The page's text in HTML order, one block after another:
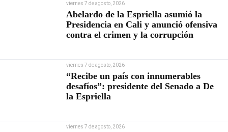
viernes 7 de agosto, 2026
Abelardo de la Espriella asumió la
Presidencia en Cali y anunció ofensiva
contra el crimen y la corrupción
viernes 7 de agosto, 2026
“Recibe un país con innumerables
desafíos”: presidente del Senado a De
la Espriella
viernes 7 de agosto, 2026